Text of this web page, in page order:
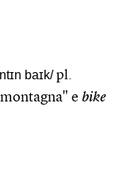
baɪk/pl.
e bike